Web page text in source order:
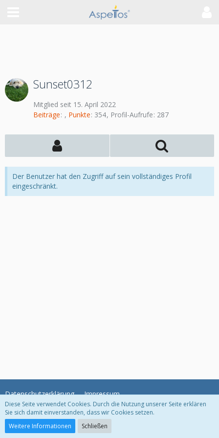
Sunset0312
Mitglied seit 15. April 2022
Beiträge
Punkte 354 Profil-Aufrufe 287
Der Benutzer hat den Zugriff auf sein vollständiges Profil
eingeschränkt.
Datenschutzerklärung Impressum
Community-Software:
Diese Seite verwendet Cookies. Durch die Nutzung unserer Seite erklären
Sie sich damit einverstanden, dass wir Cookies setzen.
Weitere Informationen
Schließen